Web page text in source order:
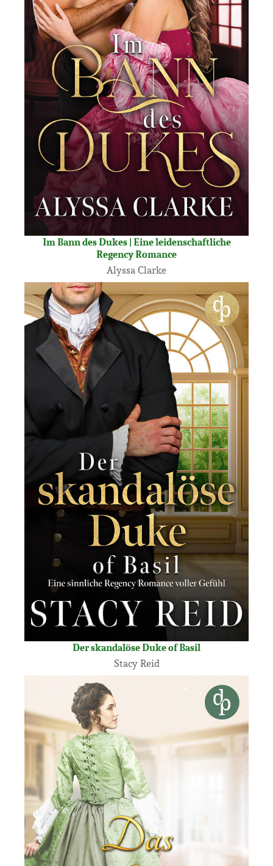
Im Bann des Dukes | Eine leidenschaftliche
Regency Romance
Alyssa Clarke
Der skandalöse Duke of Basil
Stacy Reid